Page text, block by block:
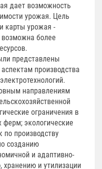
дает возможность
урожая. Цель
карты урожая -
возможна более
представлены
производства
направлениям
ограничения в
экологические
по производству
созданию
и адаптивно-
и утилизации